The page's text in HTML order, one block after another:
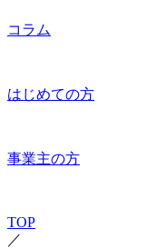
コラム
はじめての方
事業主の方
TOP
／